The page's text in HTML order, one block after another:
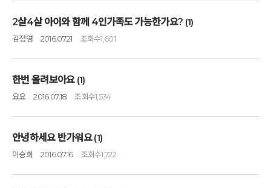
2살4살 아이와 함께 4인가족도 가능한가요? (1)
김정영 2016.07.21 조회수1,601
한번 올려보아요 (1)
요요 2016.07.18 조회수1,534
안녕하세요 반가워요(1)
이승희 2016.07.16 조회수1,722